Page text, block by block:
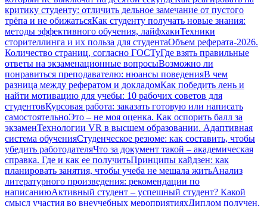
критику студенту: отличить дельное замечание от пустого
трёпа и не обижатьсяКак студенту получать новые знания:
методы эффективного обучения, лайфхакиТехники
сторителлинга и их польза для студентаОбъем реферата-2026.
Количество страниц, согласно ГОСТуГде взять правильные
ответы на экзаменационные вопросыВозможно ли
понравиться преподавателю: нюансы поведенияВ чем
разница между рефератом и докладомКак победить лень и
найти мотивацию для учебы: 10 рабочих советов для
студентовКурсовая работа: заказать готовую или написать
самостоятельноЭто – не моя оценка. Как оспорить балл за
экзаменТехнологии VR в высшем образовании. Адаптивная
система обученияСтуденческое резюме: как составить, чтобы
убедить работодателяЧто за документ такой – академическая
справка. Где и как ее получитьПринципы кайдзен: как
планировать занятия, чтобы учеба не мешала житьАнализ
литературного произведения: рекомендации по
написаниюАктивный студент – успешный студент? Какой
смысл участия во внеучебных мероприятияхДиплом получен.